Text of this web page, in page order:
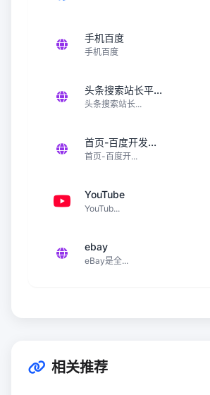
手机百度
手机百度
头条搜索站长平...
头条搜索站长...
首页-百度开发...
首页-百度开...
YouTube
YouTub...
ebay
eBay是全...
相关推荐